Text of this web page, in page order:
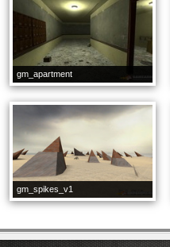
gm_apartment
gm_spikes_v1